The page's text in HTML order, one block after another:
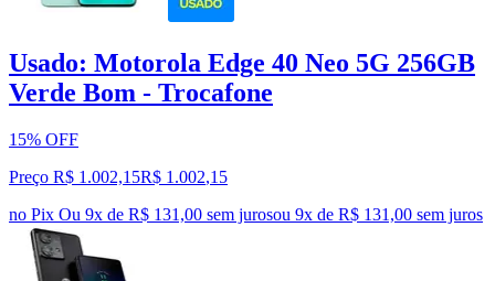
Usado: Motorola Edge 40 Neo 5G 256GB
Verde Bom - Trocafone
15% OFF
Preço R$ 1.002,15R$ 1.002,15
no Pix Ou 9x de R$ 131,00 sem jurosou 9x de R$ 131,00 sem juros